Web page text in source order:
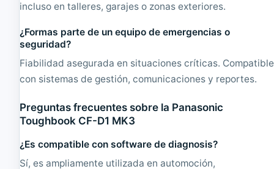
incluso en talleres, garajes o zonas exteriores.
¿Formas parte de un equipo de emergencias o
seguridad?
Fiabilidad asegurada en situaciones críticas. Compatible
con sistemas de gestión, comunicaciones y reportes.
Preguntas frecuentes sobre la Panasonic
Toughbook CF-D1 MK3
¿Es compatible con software de diagnosis?
Sí, es ampliamente utilizada en automoción,